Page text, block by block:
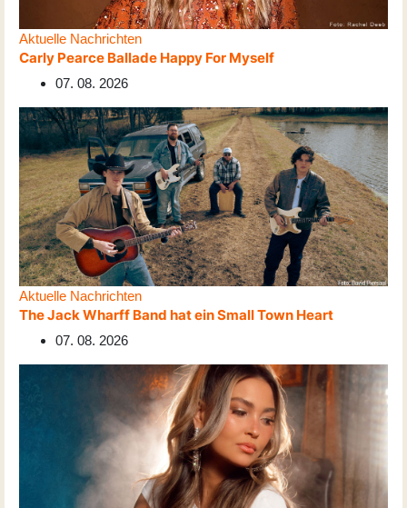
Aktuelle Nachrichten
Carly Pearce Ballade Happy For Myself
07. 08. 2026
Aktuelle Nachrichten
The Jack Wharff Band hat ein Small Town Heart
07. 08. 2026